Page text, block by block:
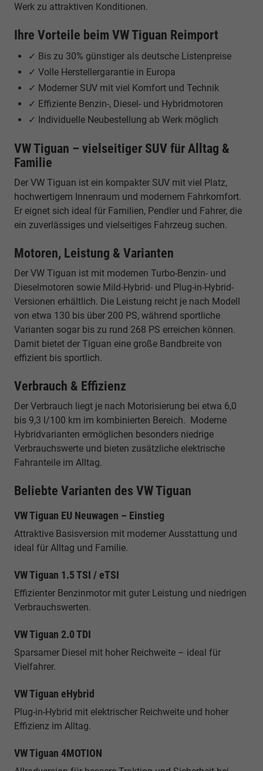
Werk zu attraktiven Konditionen.
Ihre Vorteile beim VW Tiguan Reimport
✓ Bis zu 30% günstiger als deutsche Listenpreise
✓ Volle Herstellergarantie in Europa
✓ Moderner SUV mit viel Komfort und Technik
✓ Effiziente Benzin-, Diesel- und Hybridmotoren
✓ Individuelle Neubestellung ab Werk möglich
VW Tiguan – vielseitiger SUV für Alltag &
Familie
Der VW Tiguan ist ein kompakter SUV mit viel Platz,
hochwertigem Innenraum und modernem Fahrkomfort.
Er eignet sich ideal für Familien, Pendler und Fahrer, die
ein zuverlässiges und vielseitiges Fahrzeug suchen.
Motoren, Leistung & Varianten
Der VW Tiguan ist mit modernen Turbo-Benzin- und
Dieselmotoren sowie Mild-Hybrid- und Plug-in-Hybrid-
Versionen erhältlich. Die Leistung reicht je nach Modell
von etwa 130 bis über 200 PS, während sportliche
Varianten sogar bis zu rund 268 PS erreichen können.
Damit bietet der Tiguan eine große Bandbreite von
effizient bis sportlich.
Verbrauch & Effizienz
Der Verbrauch liegt je nach Motorisierung bei etwa 6,0
bis 9,3 l/100 km im kombinierten Bereich. Moderne
Hybridvarianten ermöglichen besonders niedrige
Verbrauchswerte und bieten zusätzliche elektrische
Fahranteile im Alltag.
Beliebte Varianten des VW Tiguan
VW Tiguan EU Neuwagen – Einstieg
Attraktive Basisversion mit moderner Ausstattung und
ideal für Alltag und Familie.
VW Tiguan 1.5 TSI / eTSI
Effizienter Benzinmotor mit guter Leistung und niedrigen
Verbrauchswerten.
VW Tiguan 2.0 TDI
Sparsamer Diesel mit hoher Reichweite – ideal für
Vielfahrer.
VW Tiguan eHybrid
Plug-in-Hybrid mit elektrischer Reichweite und hoher
Effizienz im Alltag.
VW Tiguan 4MOTION